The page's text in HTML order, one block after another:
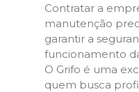
Contratar a
manutenção
garantir a
funcionamento
O Grifo é uma
quem busca